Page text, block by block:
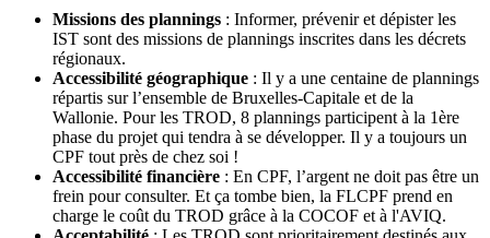
Missions des plannings : Informer, prévenir et dépister les
IST sont des missions de plannings inscrites dans les décrets
régionaux.
Accessibilité géographique : Il y a une centaine de plannings
répartis sur l’ensemble de Bruxelles-Capitale et de la
Wallonie. Pour les TROD, 8 plannings participent à la 1ère
phase du projet qui tendra à se développer. Il y a toujours un
CPF tout près de chez soi !
Accessibilité financière : En CPF, l’argent ne doit pas être un
frein pour consulter. Et ça tombe bien, la FLCPF prend en
charge le coût du TROD grâce à la COCOF et à l'AVIQ.